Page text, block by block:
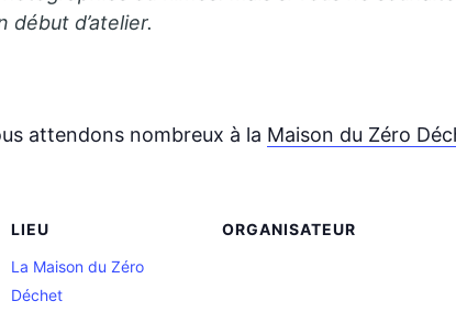
d’atelier.
attendons nombreux à la Maison du Zéro
LIEU
La Maison du Zéro
Déchet
ORGANISATEUR